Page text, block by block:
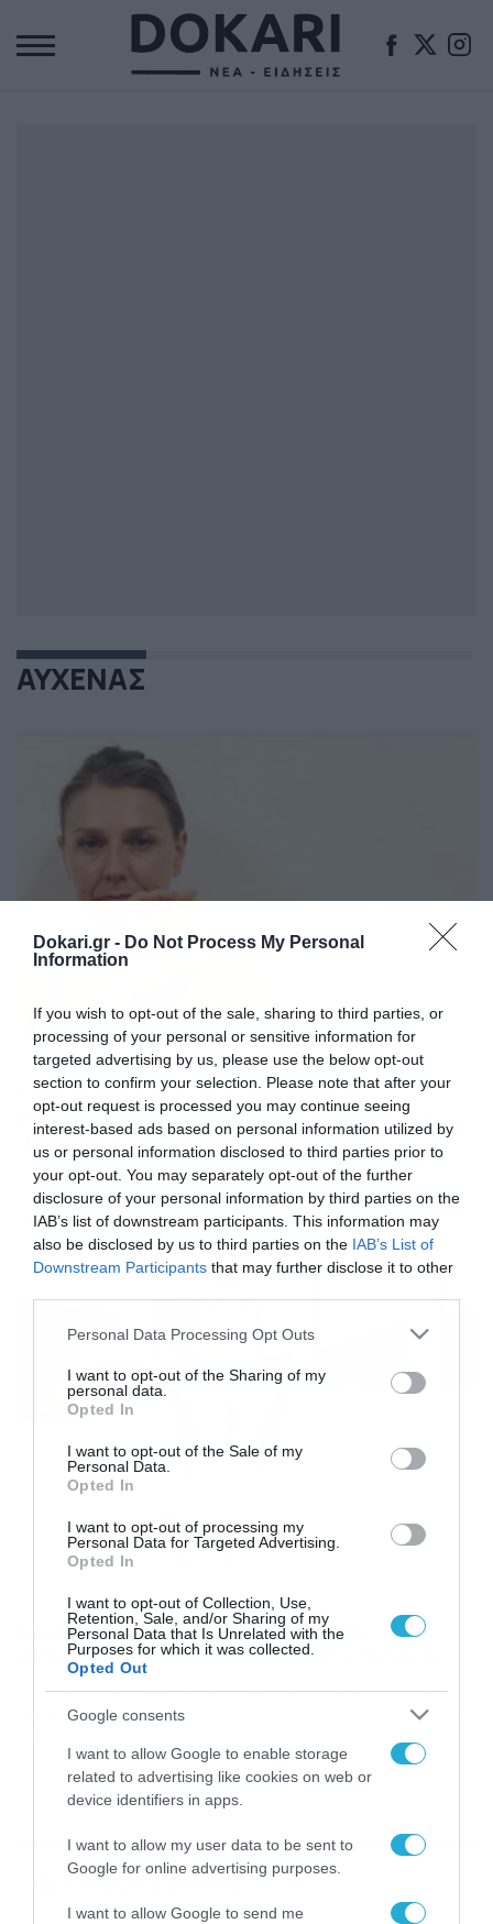
Dokari.gr - Do Not Process My Personal
Information
If you wish to opt-out of the sale, sharing to third parties, or
processing of your personal or sensitive information for
targeted advertising by us, please use the below opt-out
section to confirm your selection. Please note that after your
opt-out request is processed you may continue seeing
interest-based ads based on personal information utilized by
us or personal information disclosed to third parties prior to
your opt-out. You may separately opt-out of the further
disclosure of your personal information by third parties on the
IAB’s list of downstream participants. This information may
also be disclosed by us to third parties on the IAB’s List of
Downstream Participants that may further disclose it to other
Please note that this website/app uses one or more Google
not limited to your visit or usage behaviour. You may click to
grant or deny consent to Google and its third-party tags to
use your data for below specified purposes in below Google
consent section.
Personal Data Processing Opt Outs
I want to opt-out of the Sharing of my
personal data.
Opted In
I want to opt-out of the Sale of my
Personal Data.
Opted In
I want to opt-out of processing my
Personal Data for Targeted Advertising.
Opted In
I want to opt-out of Collection, Use,
Retention, Sale, and/or Sharing of my
Personal Data that Is Unrelated with the
Purposes for which it was collected.
Opted Out
Google consents
I want to allow Google to enable storage
related to advertising like cookies on web or
device identifiers in apps.
I want to allow my user data to be sent to
Google for online advertising purposes.
I want to allow Google to send me
ΑΥΧΕΝΑΣ
12/09/2016 13:15
Εργάζεστε επί ώρες μπροστά σε
υπολογιστή; Ετσι θα ανακουφίσετε το
σώμα σας (video)
Είστε καθημερινά για αρκετές ώρες μπροστά σε έναν
υπολογιστή; Να, ένας εξαιρετικά απλός και απόλυτα
αποτελεσματικός τρόπος για να ανακουφίσετε την
πλάτη και τον αυχένα σας… Δείτε στο βίντεο πώς με ένα
μπαλάκι του τένις μπορείτε να εξασφαλίσετε την
από τον χρόνο σας…
13/07/2016 12:00
Πέντε γρήγορες ασκήσεις για να
αντιμετωπίσετε τον πόνο στον αυχένα
Εάν περνάτε πολλές ώρες καθισμένοι σε ένα γραφείο,
είναι πολύ πιθανό να σας ταλαιπωρούν τα συμπτώματα
συμπτώματα του αυχενικού συνδρόμου.Μπορείτε να
ανακουφίσετε τον πόνο στον αυχένα βάζοντας στη ζωή
σας τις πέντε απλές ασκήσεις που θα δείτε στην
σετ των 12 επαναλήψεων […]
Ροή Ειδήσεων